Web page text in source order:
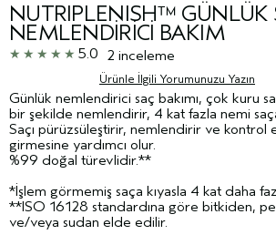
NUTRIPLENISH™ GÜNLÜK
NEMLENDİRİCİ BAKIM
5.0 2 inceleme
Ürünle İlgili Yorumunuzu Yazın
Günlük nemlendirici saç bakımı, çok kuru
bir şekilde nemlendirir, 4 kat fazla nemi
Saçı pürüzsüleştirir, nemlendirir ve kontrol
girmesine yardımcı olur.
%99 doğal türevlidir.**
*İşlem görmemiş saça kıyasla 4 kat daha
**ISO 16128 standardına göre bitkiden,
ve/veya sudan elde edilir.